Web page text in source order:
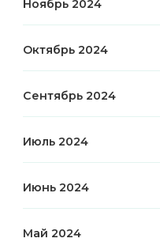
Ноябрь 2024
Октябрь 2024
Сентябрь 2024
Июль 2024
Июнь 2024
Май 2024